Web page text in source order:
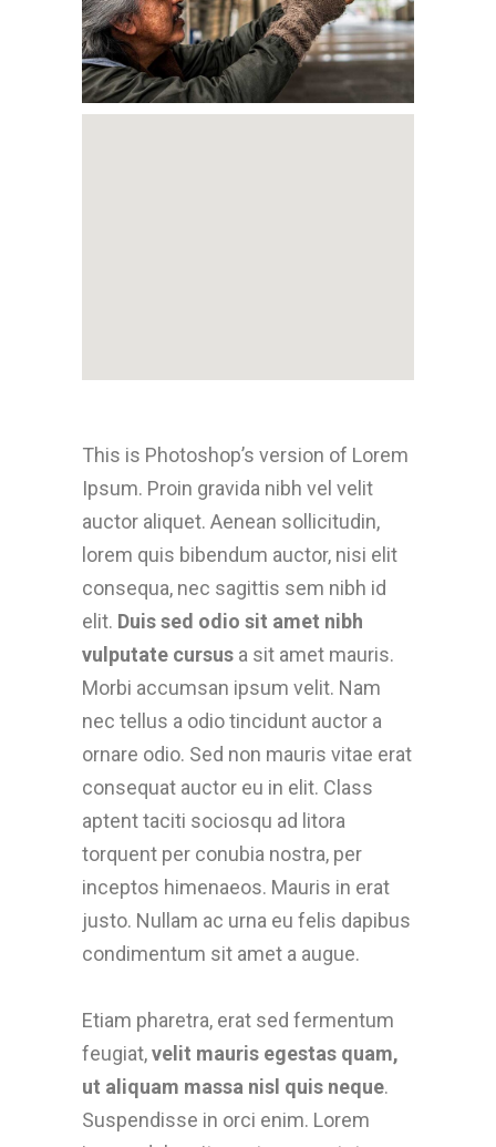
This is Photoshop’s version of Lorem
Ipsum. Proin gravida nibh vel velit
auctor aliquet. Aenean sollicitudin,
lorem quis bibendum auctor, nisi elit
consequa, nec sagittis sem nibh id
elit. Duis sed odio sit amet nibh
vulputate cursus a sit amet mauris.
Morbi accumsan ipsum velit. Nam
nec tellus a odio tincidunt auctor a
ornare odio. Sed non mauris vitae erat
consequat auctor eu in elit. Class
aptent taciti sociosqu ad litora
torquent per conubia nostra, per
inceptos himenaeos. Mauris in erat
justo. Nullam ac urna eu felis dapibus
condimentum sit amet a augue.
Etiam pharetra, erat sed fermentum
feugiat,velit mauris egestas quam,
ut aliquam massa nisl quis neque.
Suspendisse in orci enim. Lorem